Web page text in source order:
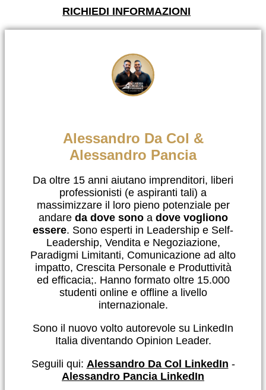
RICHIEDI INFORMAZIONI
Alessandro Da Col &
Alessandro Pancia
Da oltre 15 anni aiutano imprenditori, liberi
professionisti (e aspiranti tali) a
massimizzare il loro pieno potenziale per
andare da dove sonoa dove vogliono
essere. Sono esperti in Leadership e Self-
Leadership, Vendita e Negoziazione,
Paradigmi Limitanti, Comunicazione ad alto
impatto, Crescita Personale e Produttività
ed efficacia;. Hanno formato oltre 15.000
studenti online e offline a livello
internazionale.
Sono il nuovo volto autorevole su LinkedIn
Italia diventando Opinion Leader.
Seguili qui: Alessandro Da Col LinkedIn -
Alessandro Pancia LinkedIn